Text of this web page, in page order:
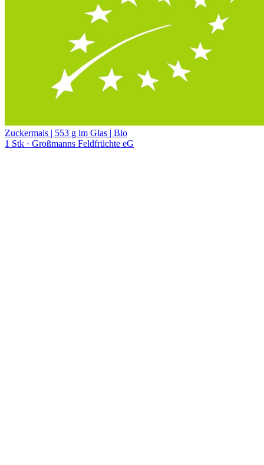
Zuckermais | 553 g im Glas | Bio
1 Stk · Großmanns Feldfrüchte eG